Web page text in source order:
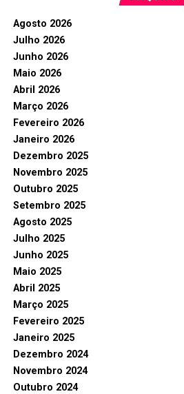
Agosto 2026
Julho 2026
Junho 2026
Maio 2026
Abril 2026
Março 2026
Fevereiro 2026
Janeiro 2026
Dezembro 2025
Novembro 2025
Outubro 2025
Setembro 2025
Agosto 2025
Julho 2025
Junho 2025
Maio 2025
Abril 2025
Março 2025
Fevereiro 2025
Janeiro 2025
Dezembro 2024
Novembro 2024
Outubro 2024